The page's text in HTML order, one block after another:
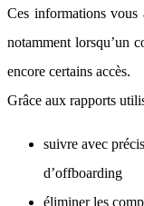
Ces informations vous
notamment lorsqu’un
encore certains accès.
Grâce aux rapports
suivre avec
d’offboarding
éliminer les